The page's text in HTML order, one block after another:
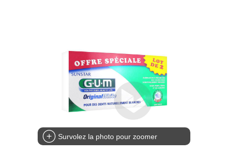
Survolez la photo pour zoomer